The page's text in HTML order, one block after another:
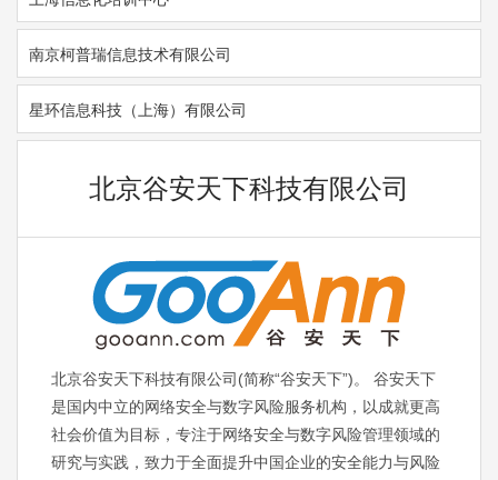
南京柯普瑞信息技术有限公司
星环信息科技（上海）有限公司
北京谷安天下科技有限公司
北京谷安天下科技有限公司(简称“谷安天下”)。 谷安天下
是国内中立的网络安全与数字风险服务机构，以成就更高
社会价值为目标，专注于网络安全与数字风险管理领域的
研究与实践，致力于全面提升中国企业的安全能力与风险